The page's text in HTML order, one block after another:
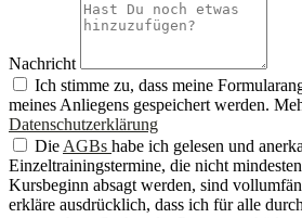
Nachricht
Ich stimme zu, dass meine
meines Anliegens gespeichert werden.
Datenschutzerklärung
Die AGBs habe ich gelesen und
Einzeltrainingstermine, die nicht
Kursbeginn absagt werden, sind
erkläre ausdrücklich, dass ich für alle